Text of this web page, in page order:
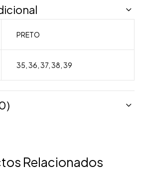
PRETO
35 36 37 38 39
Relacionados